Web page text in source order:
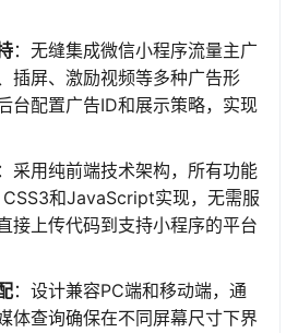
：无缝集成微信小程序流量主广
插屏、激励视频等多种广告形
台配置广告ID和展示策略，实现
：采用纯前端技术架构，所有功能
和JavaScript实现，无需服
接上传代码到支持小程序的平台
：设计兼容PC端和移动端，通
体查询确保在不同屏幕尺寸下界